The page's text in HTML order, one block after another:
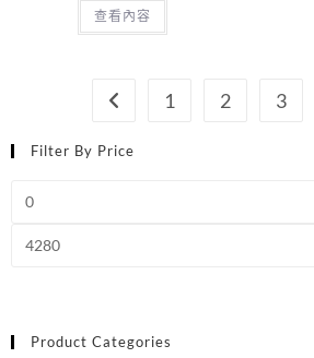
Filter By Price
Product Categories
查看內容
1 2 3